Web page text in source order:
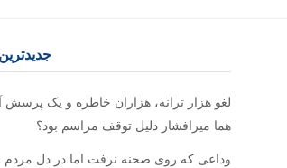
جدیدترین
لغو هزار ترانه، هزاران خاطره و یک پرسش
هما میرافشار دلیل توقف مراسم بود؟
وداعی که روی صحنه نرفت اما در دل مردم